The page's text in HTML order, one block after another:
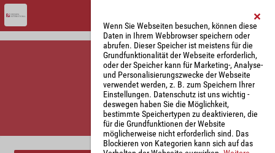
Parkplatzreservierung
Wenn Sie Webseiten besuchen, können diese
Daten in Ihrem Webbrowser speichern oder
abrufen. Dieser Speicher ist meistens für die
Grundfunktionalität der Webseite erforderlich,
oder der Speicher kann für Marketing-, Analyse-
und Personalisierungszwecke der Webseite
verwendet werden, z. B. zum Speichern Ihrer
Einstellungen. Datenschutz ist uns wichtig -
deswegen haben Sie die Möglichkeit,
bestimmte Speichertypen zu deaktivieren, die
für die Grundfunktionen der Website
möglicherweise nicht erforderlich sind. Das
Blockieren von Kategorien kann sich auf das